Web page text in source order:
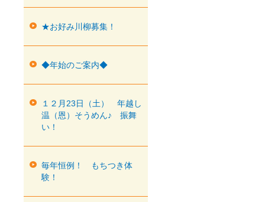
★お好み川柳募集！
◆年始のご案内◆
１２月23日（土） 年越し
温（恩）そうめん♪ 振舞
い！
毎年恒例！ もちつき体
験！